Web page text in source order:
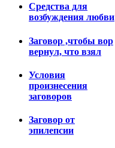
Средства для
возбуждения любви
Заговор ,чтобы вор
вернул, что взял
Условия
произнесения
заговоров
Заговор от
эпилепсии